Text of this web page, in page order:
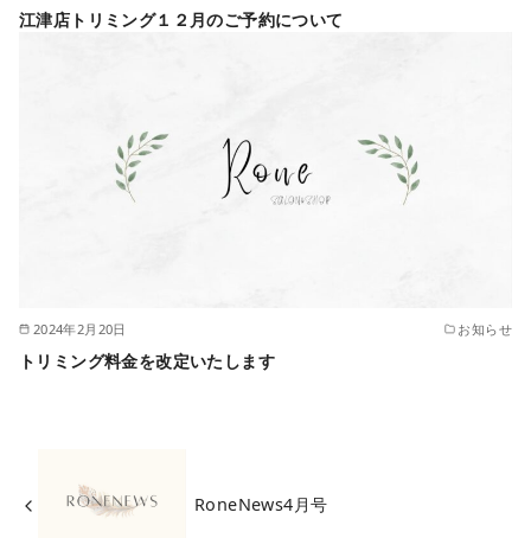
江津店トリミング１２月のご予約について
2024年2月20日 お知らせ
トリミング料金を改定いたします
RoneNews4月号